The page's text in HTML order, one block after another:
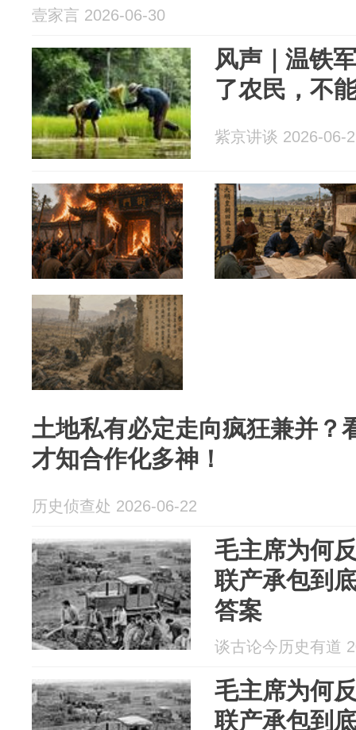
壹家言 2026-06-30
风声｜温铁
了农民，不
紫京讲谈 2026-06-
土地私有必定走向疯狂兼并？
才知合作化多神！
历史侦查处 2026-06-22
毛主席为何
联产承包到
答案
谈古论今历史有道
毛主席为何
联产承包到